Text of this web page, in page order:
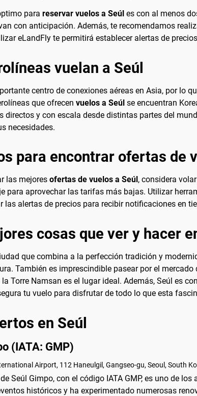
para reservar vuelos a Seúl es con al menos
con anticipación. Además, te recomendamos
eLandFly te permitirá establecer alertas de
vuelan a Seúl
centro de conexiones aéreas en Asia, por lo
que ofrecen vuelos a Seúl se encuentran
directos y con escala desde distintas partes del
necesidades.
para encontrar ofertas de
las mejores ofertas de vuelos a Seúl , considera
para aprovechar las tarifas más bajas. Utilizar
las alertas de precios para recibir notificaciones en
cosas que ver y hacer
que combina a la perfección tradición y
También es imprescindible pasear por el
Torre Namsan es el lugar ideal. Además, Seúl es
tu vuelo para disfrutar de todo lo que esta
en Seúl
(IATA: GMP)
Airport, 112 Haneulgil, Gangseo-gu, Seoul, South
Seúl Gimpo, con el código IATA GMP, es uno de
históricos y ha experimentado numerosas